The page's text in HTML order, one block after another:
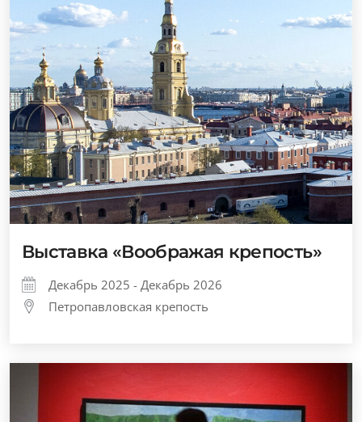
Выставка «Воображая крепость»
Декабрь 2025 - Декабрь 2026
Петропавловская крепость